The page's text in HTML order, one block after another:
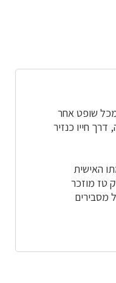
שופט אחר
חייו כנזיר
האישית
טז מוזכר
מסבירים